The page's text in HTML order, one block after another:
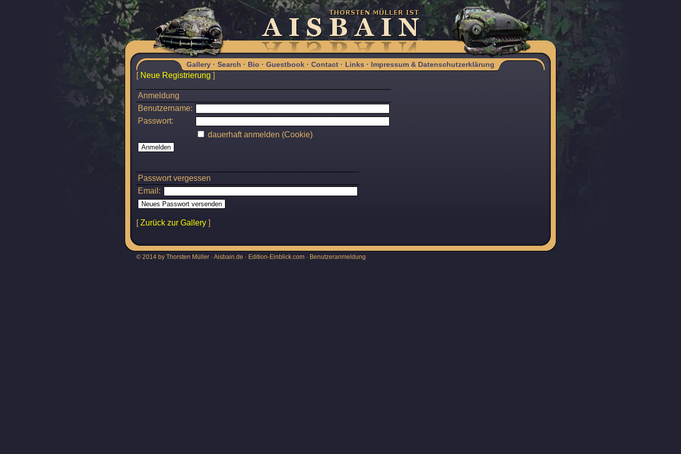
Gallery · Search · Bio · Guestbook · Contact · Links · Impressum & Datenschutzerklärung
[ Neue Registrierung ]
Anmeldung
Benutzername:
Passwort:
dauerhaft anmelden (Cookie)
Passwort vergessen
Email:
[Zurück zur Gallery ]
© 2014 by Thorsten Müller · Aisbain.de · Edition-Einblick.com · Benutzeranmeldung